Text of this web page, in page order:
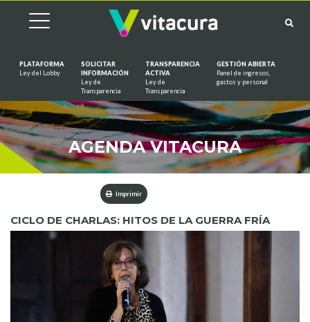
PLATAFORMA
Ley del Lobby
SOLICITAR
INFORMACIÓN
Ley de
Transparencia
TRANSPARENCIA
ACTIVA
Ley de
Transparencia
GESTIÓN ABIERTA
Panel de ingresos,
gastos y personal
AGENDA VITACURA
Imprimir
CICLO DE CHARLAS: HITOS DE LA GUERRA FRÍA​